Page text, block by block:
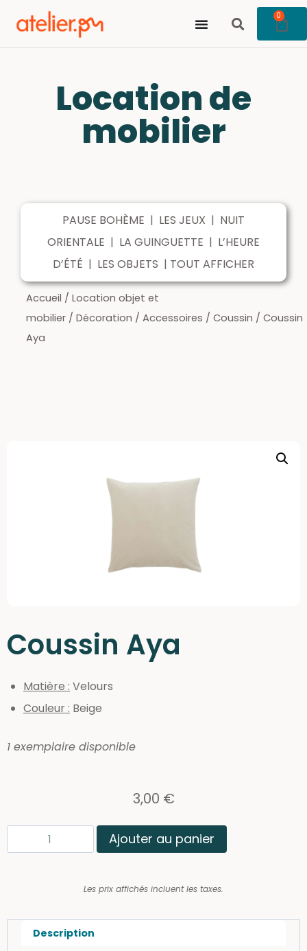
0
Location de
mobilier
PAUSE BOHÈME | LES JEUX | NUIT
ORIENTALE | LA GUINGUETTE | L’HEURE
D’ÉTÉ | LES OBJETS | TOUT AFFICHER
Accueil / Location objet et
mobilier / Décoration / Accessoires / Coussin / Coussin
Aya
Coussin Aya
Matière : Velours
Couleur : Beige
1 exemplaire disponible
3,00 €
Ajouter au panier
Les prix affichés incluent les taxes.
Description